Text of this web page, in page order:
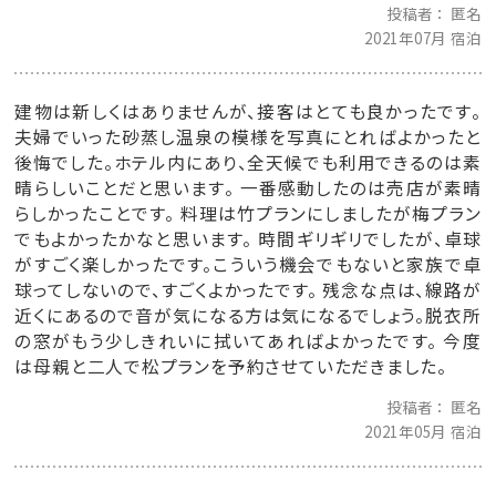
投稿者
匿名
2021年07月 宿泊
建物は新しくはありませんが、接客はとても良かったです。
夫婦でいった砂蒸し温泉の模様を写真にとればよかったと
後悔でした。ホテル内にあり、全天候でも利用できるのは素
晴らしいことだと思います。 一番感動したのは売店が素晴
らしかったことです。 料理は竹プランにしましたが梅プラン
でもよかったかなと思います。 時間ギリギリでしたが、卓球
がすごく楽しかったです。こういう機会でもないと家族で卓
球ってしないので、すごくよかったです。 残念な点は、線路が
近くにあるので音が気になる方は気になるでしょう。脱衣所
の窓がもう少しきれいに拭いてあればよかったです。 今度
は母親と二人で松プランを予約させていただきました。
投稿者
匿名
2021年05月 宿泊